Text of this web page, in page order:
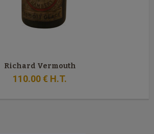
Richard Vermouth
110.00€ H.T.